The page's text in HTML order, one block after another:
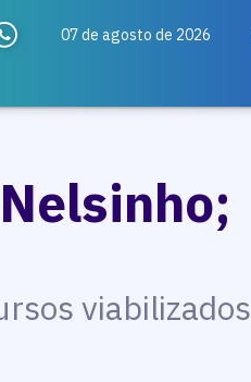
07 de agosto de 2026
viabilizados